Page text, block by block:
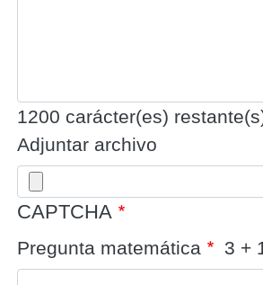
1200 carácter(es)
Adjuntar archivo
CAPTCHA
Pregunta matemática 3 +